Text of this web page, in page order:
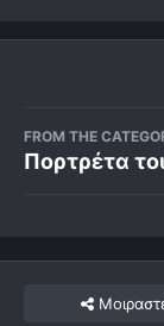
FROM THE
Πορτρέτα